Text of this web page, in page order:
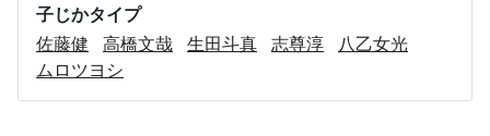
子じかタイプ
佐藤健
高橋文哉 生田斗真 志尊淳
八乙女光
ムロツヨシ